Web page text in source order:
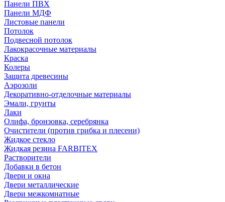
Панели ПВХ
Панели МДФ
Листовые панели
Потолок
Подвесной потолок
Лакокрасочные материалы
Краска
Колеры
Защита древесины
Аэрозоли
Декоративно-отделочные материалы
Эмали, грунты
Лаки
Олифа, бронзовка, серебрянка
Очистители (против грибка и плесени)
Жидкое стекло
Жидкая резина FARBITEX
Растворители
Добавки в бетон
Двери и окна
Двери металлические
Двери межкомнатные